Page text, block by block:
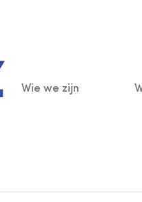
Main
Wie we zijn